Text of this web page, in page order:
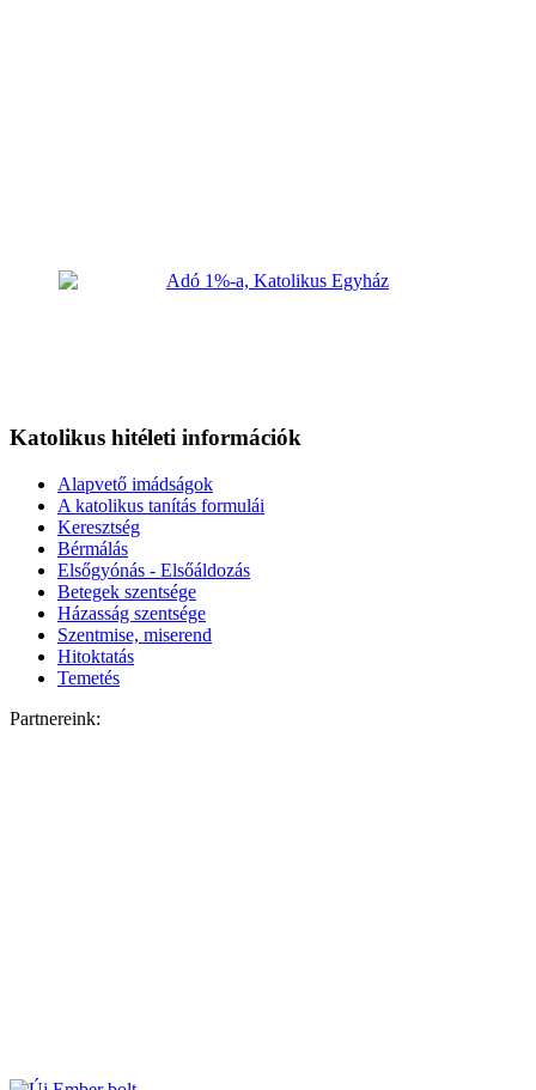
Katolikus hitéleti információk
Alapvető imádságok
A katolikus tanítás formulái
Keresztség
Bérmálás
Elsőgyónás - Elsőáldozás
Betegek szentsége
Házasság szentsége
Szentmise, miserend
Hitoktatás
Temetés
Partnereink: